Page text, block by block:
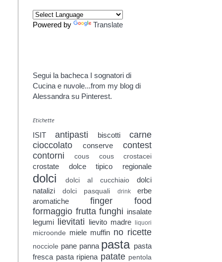
Powered by Translate
Segui la bacheca I sognatori di
Cucina e nuvole...from my blog di
Alessandra su Pinterest.
Etichette
ISIT antipasti biscotti
carne
cioccolato
conserve
contest
contorni
cous cous crostacei
crostate dolce tipico regionale
dolci dolci al cucchiaio
dolci
natalizi
dolci pasquali drink
erbe
aromatiche
finger food
formaggio frutta funghi insalate
legumi lievitati lievito madre liquori
microonde miele muffin no ricette
nocciole pane panna pasta pasta
fresca pasta ripiena patate pentola